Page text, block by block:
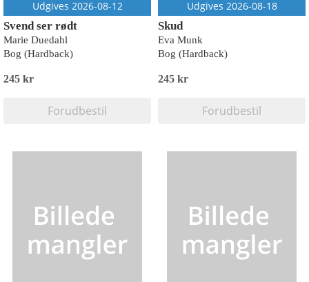
Udgives 2026-08-12
Svend ser rødt
Marie Duedahl
Bog (Hardback)
245 kr
Forudbestil
Udgives 2026-08-18
Skud
Eva Munk
Bog (Hardback)
245 kr
Forudbestil